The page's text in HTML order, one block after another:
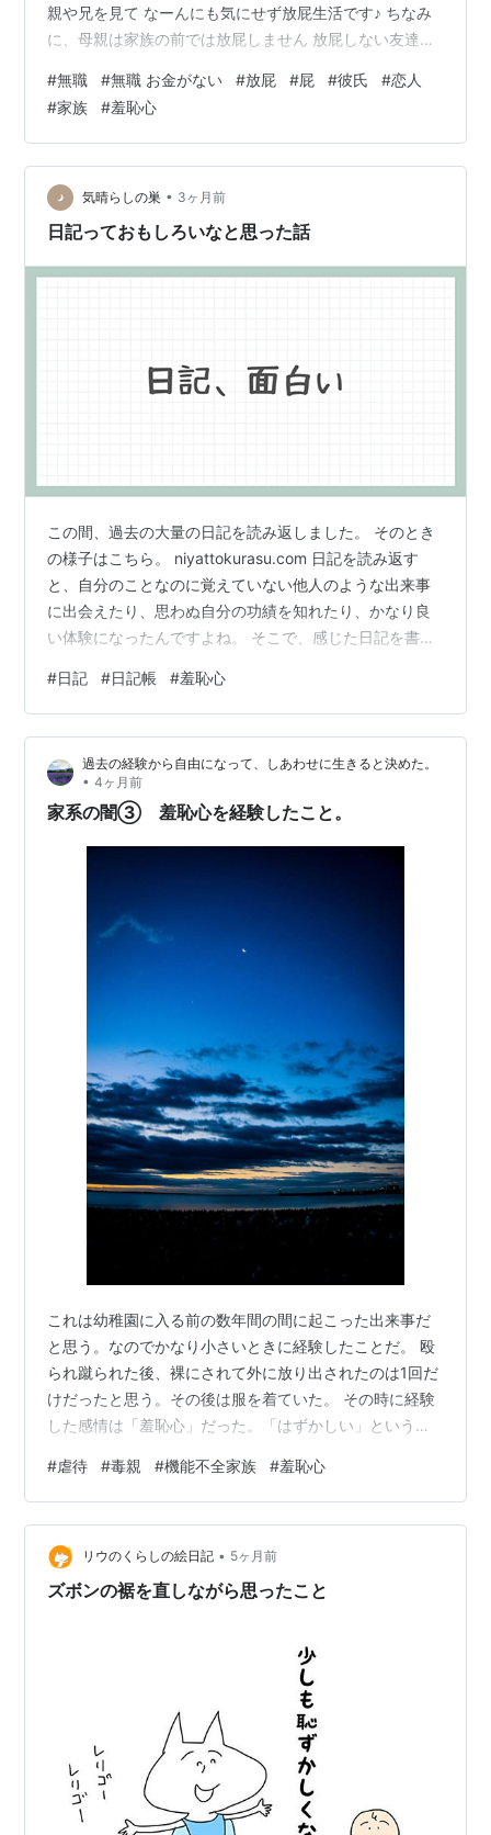
親や兄を見て なーんにも気にせず放屁生活です♪ ちなみ
に、母親は家族の前では放屁しません 放屁しない友達に
ある 「恥ずかしいし、匂いが気になるから」だそうです
・・・匂いなんか、楽しめよ！！ 単純になんであんな臭
いん？ だけど少しかぐわしい・・・ 彼氏の前で放屁し
て、 臭くて死にそうな顔してたら、めっちゃうける
（笑） 息詰まりそうになってるので、もはや殺人未遂や
な 私は放屁については「…
#無職 #無職 お金がない #放屁 #屁 #彼氏 #恋人
#家族 #羞恥心
気晴らしの巣 • 3ヶ月前
日記っておもしろいなと思った話
この間、過去の大量の日記を読み返しました。 そのとき
の様子はこちら。 niyattokurasu.com 日記を読み返す
と、自分のことなのに覚えていない他人のような出来事
に出会えたり、思わぬ自分の功績を知れたり、かなり良
い体験になったんですよね。 そこで、感じた日記を書い
たいけど、続かない……という方のモチベーションになる
かはビミョーです。 ただ、日記って面白いこともあるん
だなと知っていただけたらうれしいです。 ①当時のリア
ルな感情を知れる ②字体の変化 ③覚えていない記憶の
補完ができる ④自分がいかに成長していないかを知れる
⑤自分の軸がイ…
#日記 #日記帳 #羞恥心
過去の経験から自由になって、しあわせに生きると決めた。
• 4ヶ月前
家系の闇③ 羞恥心を経験したこと。
これは幼稚園に入る前の数年間の間に起こった出来事だ
と思う。なのでかなり小さいときに経験したことだ。 殴
られ蹴られた後、裸にされて外に放り出されたのは1回だ
けだったと思う。その後は服を着ていた。 その時に経験
した感情は「羞恥心」だった。「はずかしい」という感
り恥ずかしい行為だった。服を着ていたら、恥ずかしさ
ゼロとは言わないが、恥ずかしさの質が違ったし、何も
考えず空を見ていた。そういう余裕があった。 もう冷め
切っていた感覚も持っていて、泣き叫んだのは初回だけ
で、その後はもうバカらしくなって無言に近かった。原
#虐待 #毒親 #機能不全家族 #羞恥心
リウのくらしの絵日記 • 5ヶ月前
ズボンの裾を直しながら思ったこと